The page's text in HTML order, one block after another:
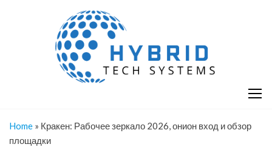
Home » Кракен: Рабочее зеркало 2026, онион вход и обзор
площадки